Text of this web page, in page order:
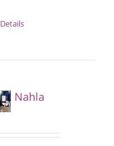
Details
Nahla